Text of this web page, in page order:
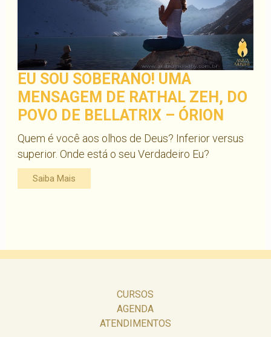
EU SOU SOBERANO! UMA
MENSAGEM DE RATHAL ZEH, DO
POVO DE BELLATRIX – ÓRION
Quem é você aos olhos de Deus? Inferior versus
superior. Onde está o seu Verdadeiro Eu?
Saiba Mais
CURSOS
AGENDA
ATENDIMENTOS